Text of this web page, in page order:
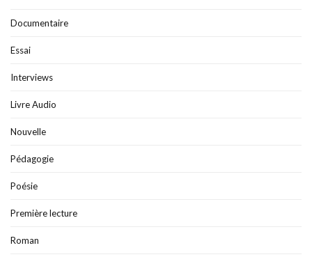
Documentaire
Essai
Interviews
Livre Audio
Nouvelle
Pédagogie
Poésie
Première lecture
Roman